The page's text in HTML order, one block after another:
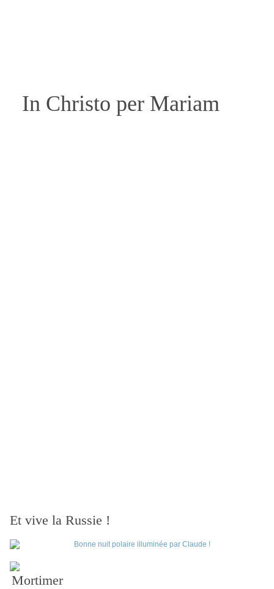
In Christo per Mariam
Et vive la Russie !
Mortimer